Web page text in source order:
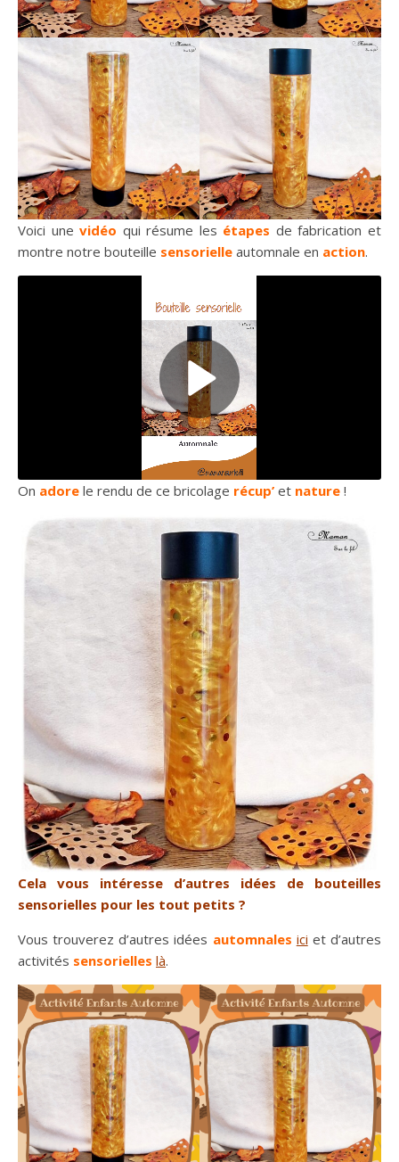
Voici unevidéo qui résume les étapes de fabrication et
montre notre bouteille sensorielle automnale en action.
On adore le rendu de ce bricolage récup’ et nature !
Cela vous intéresse d’autres idées de bouteilles
sensorielles pour les tout petits ?
Vous trouverez d’autres idées automnales ici et d’autres
activités sensorielles là.